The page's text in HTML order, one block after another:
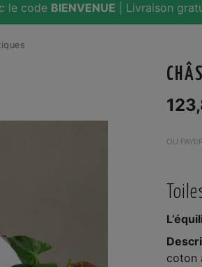
le code BIENVENUE | Livraison
OU
coton